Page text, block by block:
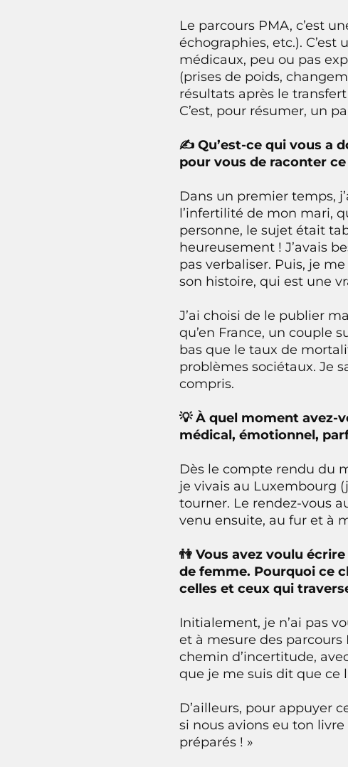
Le parcours PMA, c’est
échographies, etc.).
médicaux, peu ou pas
(prises de poids,
résultats après le transfert
C’est, pour résumer, un
✍️ Qu’est-ce qui vous a
pour vous de raconter
Dans un premier temps,
l’infertilité de mon mari,
personne, le sujet était
heureusement ! J’avais
pas verbaliser. Puis, je
son histoire, qui est une
J’ai choisi de le publier
qu’en France, un couple
bas que le taux de
problèmes sociétaux. Je
compris.
💡 À quel moment avez-
médical, émotionnel,
Dès le compte rendu du
je vivais au Luxembourg
tourner. Le rendez-vous
venu ensuite, au fur et à
👫 Vous avez voulu
de femme. Pourquoi ce
celles et ceux qui
Initialement, je n’ai pas
et à mesure des parcours
chemin d’incertitude,
que je me suis dit que ce
D’ailleurs, pour appuyer
si nous avions eu ton
préparés ! »